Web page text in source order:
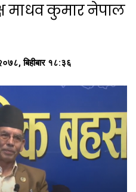
माधव कुमार नेपाल
बिहीबार १८:३६